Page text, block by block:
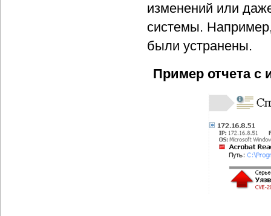
изменений или
системы.
были устранены.
Пример отчета с